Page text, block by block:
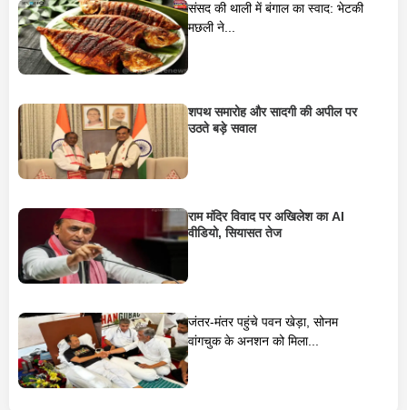
संसद की थाली में बंगाल का स्वाद: भेटकी
मछली ने...
शपथ समारोह और सादगी की अपील पर
उठते बड़े सवाल
राम मंदिर विवाद पर अखिलेश का AI
वीडियो, सियासत तेज
जंतर-मंतर पहुंचे पवन खेड़ा, सोनम
वांगचुक के अनशन को मिला...